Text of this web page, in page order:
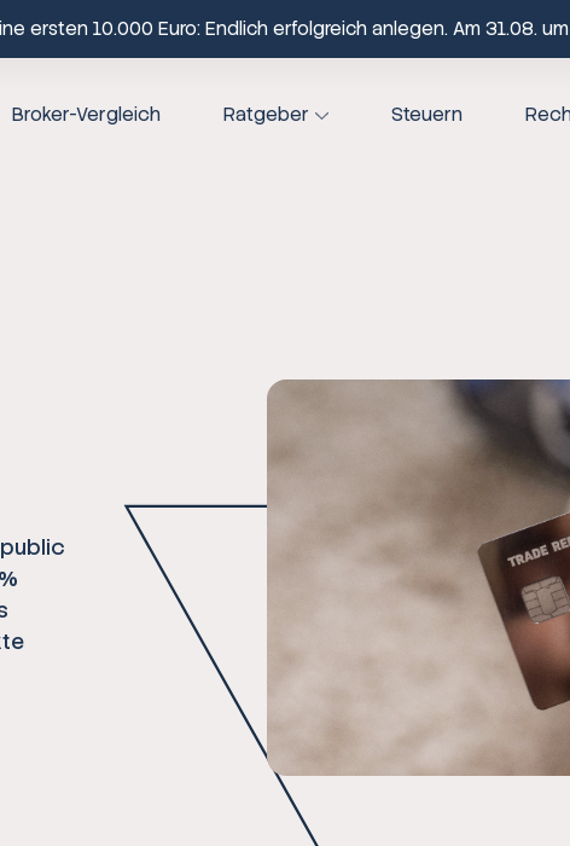
ersten 10.000 Euro: Endlich erfolgreich anlegen. Am 31.08. um
Broker-Vergleich Ratgeber Steuern